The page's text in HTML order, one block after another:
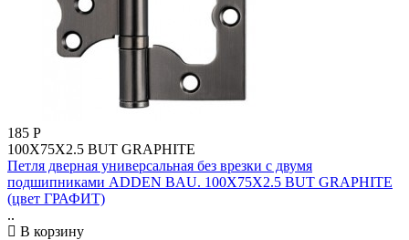
185 Р
100X75X2.5 BUT GRAPHITE
Петля дверная универсальная без врезки с двумя
подшипниками ADDEN BAU. 100X75X2.5 BUT GRAPHITE
(цвет ГРАФИТ)
..
В корзину